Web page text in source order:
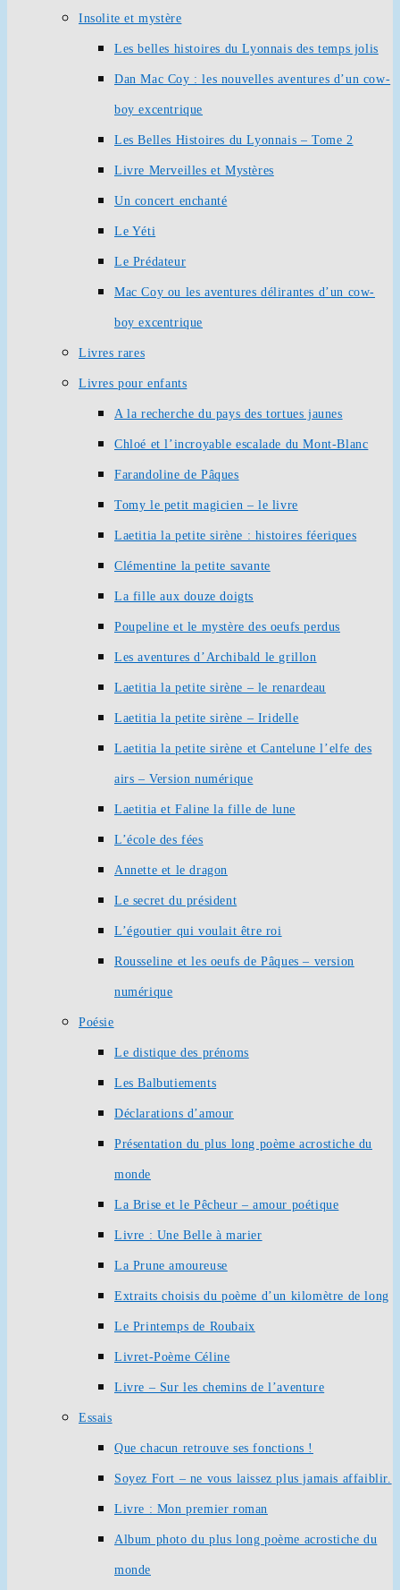
Insolite et mystère
Les belles histoires du Lyonnais des temps jolis
Dan Mac Coy : les nouvelles aventures d’un cow-
boy excentrique
Les Belles Histoires du Lyonnais – Tome 2
Livre Merveilles et Mystères
Un concert enchanté
Le Yéti
Le Prédateur
Mac Coy ou les aventures délirantes d’un cow-
boy excentrique
Livres rares
Livres pour enfants
A la recherche du pays des tortues jaunes
Chloé et l’incroyable escalade du Mont-Blanc
Farandoline de Pâques
Tomy le petit magicien – le livre
Laetitia la petite sirène : histoires féeriques
Clémentine la petite savante
La fille aux douze doigts
Poupeline et le mystère des oeufs perdus
Les aventures d’Archibald le grillon
Laetitia la petite sirène – le renardeau
Laetitia la petite sirène – Iridelle
Laetitia la petite sirène et Cantelune l’elfe des
airs – Version numérique
Laetitia et Faline la fille de lune
L’école des fées
Annette et le dragon
Le secret du président
L’égoutier qui voulait être roi
Rousseline et les oeufs de Pâques – version
numérique
Poésie
Le distique des prénoms
Les Balbutiements
Déclarations d’amour
Présentation du plus long poème acrostiche du
monde
La Brise et le Pêcheur – amour poétique
Livre : Une Belle à marier
La Prune amoureuse
Extraits choisis du poème d’un kilomètre de long
Le Printemps de Roubaix
Livret-Poème Céline
Livre – Sur les chemins de l’aventure
Essais
Que chacun retrouve ses fonctions !
Soyez Fort – ne vous laissez plus jamais affaiblir.
Livre : Mon premier roman
Album photo du plus long poème acrostiche du
monde